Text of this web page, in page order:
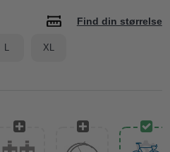
Find din størrelse
L XL